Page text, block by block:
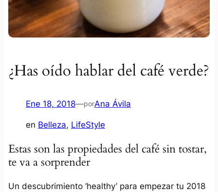
¿Has oído hablar del café verde?
Ene 18, 2018—porAna Ávila
en Belleza, LifeStyle
Estas son las propiedades del café sin tostar,
te va a sorprender
Un descubrimiento ‘healthy’ para empezar tu 2018